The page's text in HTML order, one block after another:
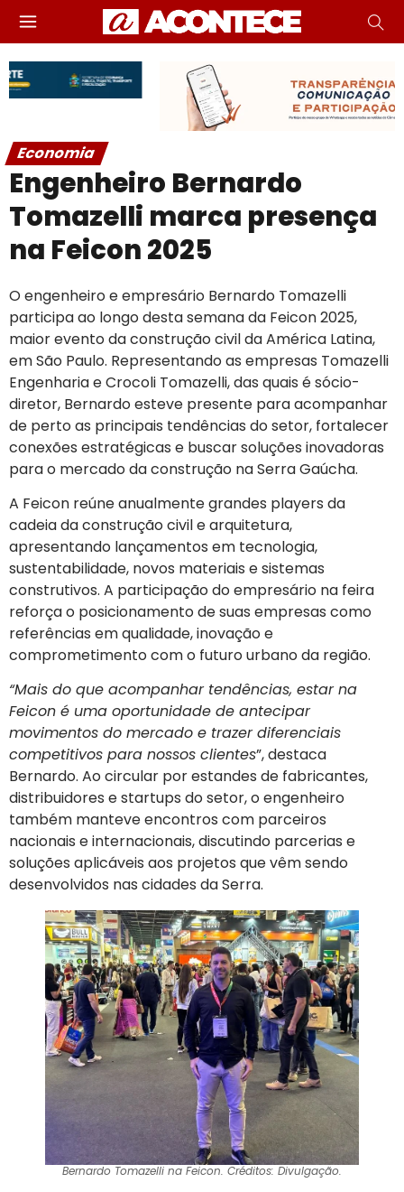
Economia
Engenheiro Bernardo
Tomazelli marca presença
na Feicon 2025
O engenheiro e empresário Bernardo Tomazelli
participa ao longo desta semana da Feicon 2025,
maior evento da construção civil da América Latina,
em São Paulo. Representando as empresas Tomazelli
Engenharia e Crocoli Tomazelli, das quais é sócio-
diretor, Bernardo esteve presente para acompanhar
de perto as principais tendências do setor, fortalecer
conexões estratégicas e buscar soluções inovadoras
para o mercado da construção na Serra Gaúcha.
A Feicon reúne anualmente grandes players da
cadeia da construção civil e arquitetura,
apresentando lançamentos em tecnologia,
sustentabilidade, novos materiais e sistemas
construtivos. A participação do empresário na feira
reforça o posicionamento de suas empresas como
referências em qualidade, inovação e
comprometimento com o futuro urbano da região.
“Mais do que acompanhar tendências, estar na
Feicon é uma oportunidade de antecipar
movimentos do mercado e trazer diferenciais
competitivos para nossos clientes”, destaca
Bernardo. Ao circular por estandes de fabricantes,
distribuidores e startups do setor, o engenheiro
também manteve encontros com parceiros
nacionais e internacionais, discutindo parcerias e
soluções aplicáveis aos projetos que vêm sendo
desenvolvidos nas cidades da Serra.
Bernardo Tomazelli na Feicon. Créditos: Divulgação.